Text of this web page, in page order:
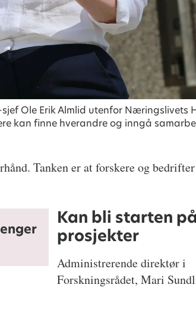
Ole Erik Almlid utenfor Næringslivets
kan finne hverandre og inngå
Tanken er at forskere og
Kan bli starten
prosjekter
Administrerende direktør i
Forskningsrådet, Mari